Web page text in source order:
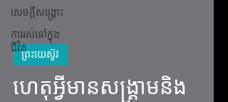
សេចក្តីសង្រ្គោះ
ការរស់នៅក្នុង
ជីវិត
ហេតុអ្វីមានសង្រ្គាមនិង
ព្រះយេស៊ូវ